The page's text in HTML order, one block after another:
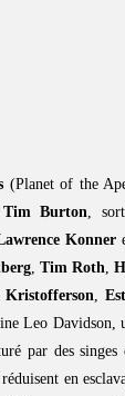
(Planet of the
Tim Burton ,
Konner
, Tim Roth ,
Leo Davidson,
par des
en